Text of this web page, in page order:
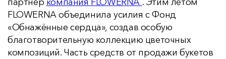
FLOWERNA объединила усилия с Фонд
«Обнажённые сердца», создав особую
благотворительную коллекцию цветочных
композиций. Часть средств от продажи букетов